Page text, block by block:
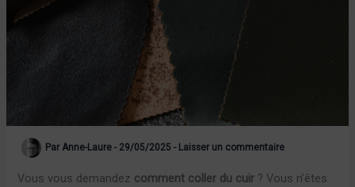
Par Anne-Laure- 29/05/2025- Laisser un commentaire
Vous vous demandez comment coller du cuir ? Vous n’êtes